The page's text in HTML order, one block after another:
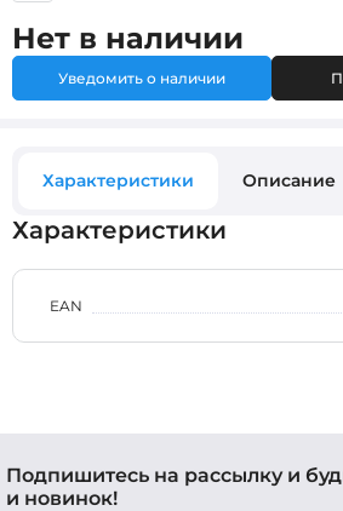
Нет в наличии
Уведомить о наличии
Характеристики Описание
Характеристики
EAN
Подпишитесь на рассылку и
и новинок!